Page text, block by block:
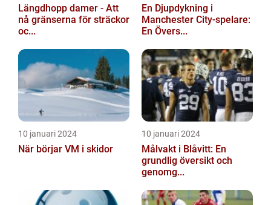
Längdhopp damer - Att
nå gränserna för sträckor
oc...
En Djupdykning i
Manchester City-spelare:
En Övers...
10 januari 2024
När börjar VM i skidor
10 januari 2024
Målvakt i Blåvitt: En
grundlig översikt och
genomg...